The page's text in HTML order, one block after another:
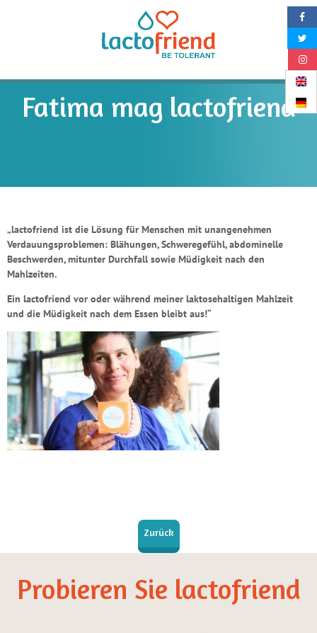
Aller au texte
Aller au menu
Fatima mag lactofriend
„lactofriend ist die Lösung für Menschen mit unangenehmen
Verdauungsproblemen: Blähungen, Schweregefühl, abdominelle
Beschwerden, mitunter Durchfall sowie Müdigkeit nach den
Mahlzeiten.
Ein lactofriend vor oder während meiner laktosehaltigen Mahlzeit
und die Müdigkeit nach dem Essen bleibt aus!“
Zurück
Probieren Sie lactofriend